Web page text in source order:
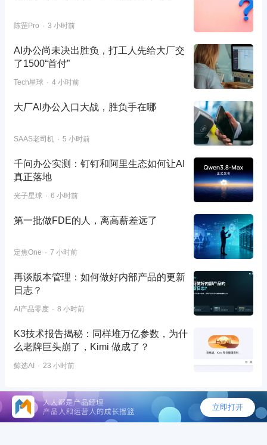
陈罡Pro 3 小时前
AI办公尚未决出胜负，打工人先给大厂交
了1500“首付”
Tech星球 4 小时前
大厂AI办公入口大战，胜负手在哪
SAAS老司机 5 小时前
千问办公实测：钉钉和阿里生态如何让AI
真正落地
光子星球 6 小时前
第一批做FDE的人，离高薪差远了
定焦One 7 小时前
再谈版本管理：如何做好内部产品的更新
日志？
AI产品零度 8 小时前
K3技术报告揭秘：同样堆万亿参数，为什
么老牌巨头崩了，Kimi 做成了？
鲸选AI 23 小时前
©2026 - 人人都是产品经理